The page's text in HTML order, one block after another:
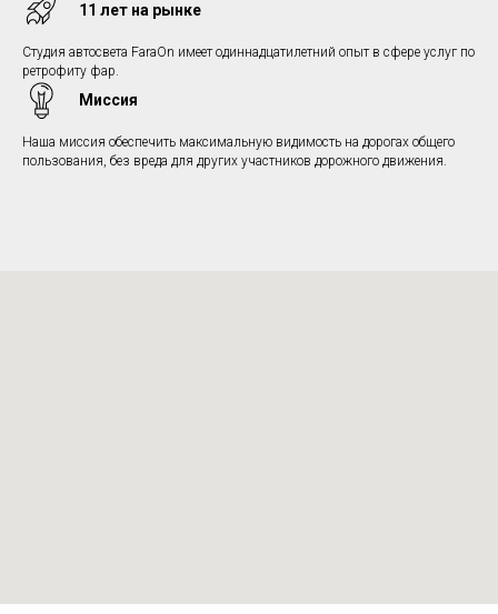
11 лет на рынке
Студия автосвета FaraOn имеет одиннадцатилетний опыт в сфере услуг по
ретрофиту фар.
Миссия
Наша миссия обеспечить максимальную видимость на дорогах общего
пользования, без вреда для других участников дорожного движения.